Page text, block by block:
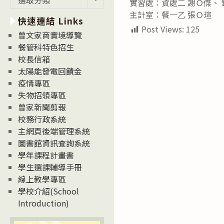
實習處：資處二 謝Ｏ傑、
主計室：餐一乙 張Ｏ瑄
Post Views: 125
消
息
News
快速連結 Links
曾文家商實境導覽
餐管科特色招生
校長信箱
太陽能發電回饋金
疫情專區
失物招領專區
曾家新聞剪報
校務行政系統
主網頁後端管理系統
圖書館資訊查詢系統
學年課程計畫書
學生選課輔導手冊
線上教學專區
學校介紹(School
Introduction)